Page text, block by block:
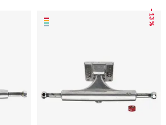
– 13 %